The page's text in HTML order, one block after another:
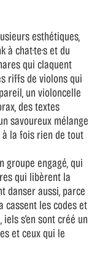
esthétiques,
chat·te·s et du
qui claquent
riffs de violons qui
un violoncelle
des textes
savoureux mélange
à la fois rien de tout
groupe engagé, qui
qui libèrent la
danser aussi, parce
cassent les codes et
s’en sont créé un
et ceux qui le